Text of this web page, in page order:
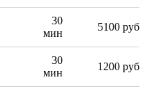
30
мин
5100 руб
30
мин
1200 руб